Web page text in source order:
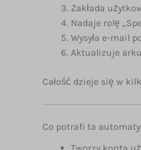
Zakłada
Nadaje rolę
Wysyła e-mail
Aktualizuje
Całość dzieje się w
Co potrafi ta